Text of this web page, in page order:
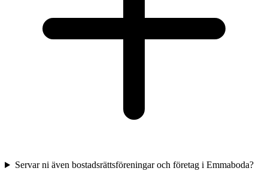
Servar ni även bostadsrättsföreningar och företag i Emmaboda?